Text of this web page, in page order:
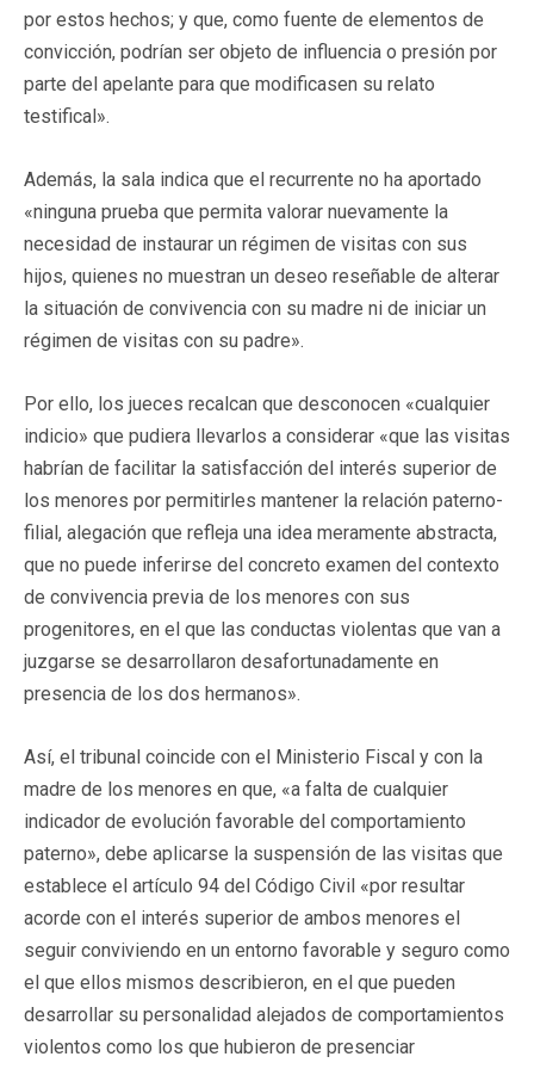
por estos hechos; y que, como fuente de elementos de
convicción, podrían ser objeto de influencia o presión por
parte del apelante para que modificasen su relato
testifical».
Además, la sala indica que el recurrente no ha aportado
«ninguna prueba que permita valorar nuevamente la
necesidad de instaurar un régimen de visitas con sus
hijos, quienes no muestran un deseo reseñable de alterar
la situación de convivencia con su madre ni de iniciar un
régimen de visitas con su padre».
Por ello, los jueces recalcan que desconocen «cualquier
indicio» que pudiera llevarlos a considerar «que las visitas
habrían de facilitar la satisfacción del interés superior de
los menores por permitirles mantener la relación paterno-
filial, alegación que refleja una idea meramente abstracta,
que no puede inferirse del concreto examen del contexto
de convivencia previa de los menores con sus
progenitores, en el que las conductas violentas que van a
juzgarse se desarrollaron desafortunadamente en
presencia de los dos hermanos».
Así, el tribunal coincide con el Ministerio Fiscal y con la
madre de los menores en que, «a falta de cualquier
indicador de evolución favorable del comportamiento
paterno», debe aplicarse la suspensión de las visitas que
establece el artículo 94 del Código Civil «por resultar
acorde con el interés superior de ambos menores el
seguir conviviendo en un entorno favorable y seguro como
el que ellos mismos describieron, en el que pueden
desarrollar su personalidad alejados de comportamientos
violentos como los que hubieron de presenciar